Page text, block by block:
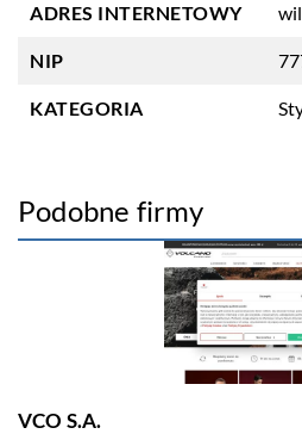
ADRES INTERNETOWY
NIP
KATEGORIA
Podobne firmy
VCO S.A.